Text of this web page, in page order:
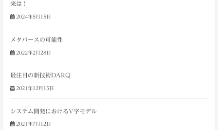
来は！
2024年5月15日
メタバースの可能性
2022年2月28日
最注目の新技術DARQ
2021年12月15日
システム開発におけるV字モデル
2021年7月12日